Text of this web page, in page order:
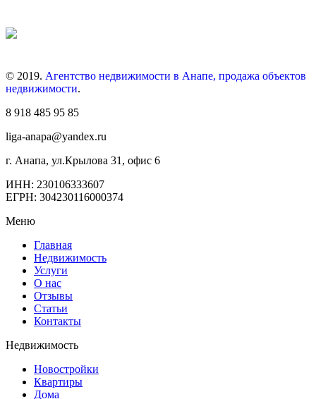
© 2019. Агентство недвижимости в Анапе, продажа объектов
недвижимости.
8 918 485 95 85
liga-anapa@yandex.ru
г. Анапа, ул.Крылова 31, офис 6
ИНН: 230106333607
ЕГРН: 304230116000374
Меню
Главная
Недвижимость
Услуги
О нас
Отзывы
Статьи
Контакты
Недвижимость
Новостройки
Квартиры
Дома